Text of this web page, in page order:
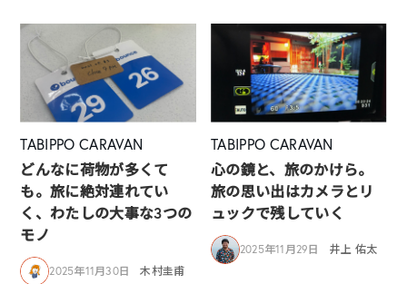
TABIPPO CARAVAN
どんなに荷物が多くて
も。旅に絶対連れてい
く、わたしの大事な3つの
モノ
2025年11月30日 木村圭甫
TABIPPO CARAVAN
心の鏡と、旅のかけら。
旅の思い出はカメラとリ
ュックで残していく
2025年11月29日 井上 佑太